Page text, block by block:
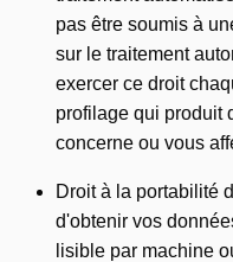
pas être soumis à
sur le traitement
exercer ce droit
profilage qui produit
concerne ou vous
Droit à la portabilité
d'obtenir vos
lisible par machine